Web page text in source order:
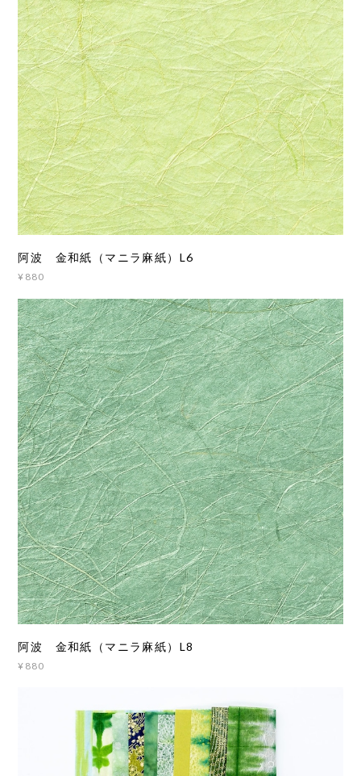
阿波 金和紙（マニラ麻紙）L6
¥880
阿波 金和紙（マニラ麻紙）L8
¥880